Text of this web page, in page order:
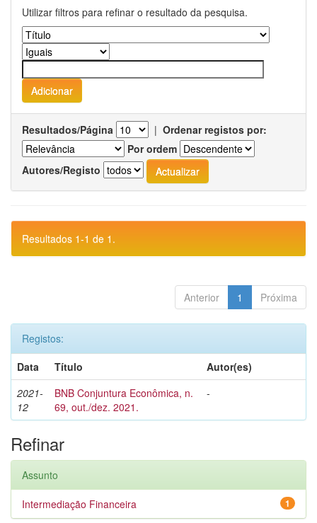
Utilizar filtros para refinar o resultado da pesquisa.
Resultados/Página | Ordenar registos por:
Por ordem
Autores/Registo
Resultados 1-1 de 1.
Anterior 1 Próxima
Registos:
Data
Título
Autor(es)
2021-
12
BNB Conjuntura Econômica, n.
69, out./dez. 2021.
-
Refinar
Assunto
1
Intermediação Financeira